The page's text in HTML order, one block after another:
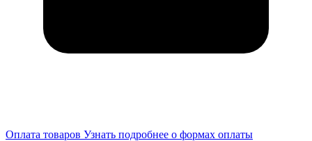
Оплата товаров Узнать подробнее о формах оплаты